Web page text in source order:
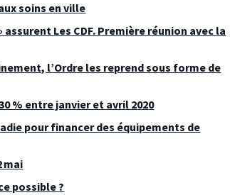
soins en ville
Les CDF. Première réunion avec la
l’Ordre les reprend sous forme de
% entre janvier et avril 2020
pour financer des équipements de
mai
possible ?